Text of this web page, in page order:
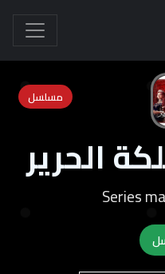
الحرير
Series
مسلسل